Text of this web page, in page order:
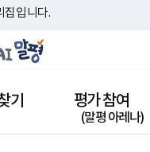
집입니다.
기 평가 참여
(말평 아레나)